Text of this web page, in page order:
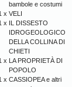
bambole e costumi
x VELI
x IL DISSESTO
IDROGEOLOGICO
DELLA COLLINA DI
CHIETI
x LA PROPRIETÀ DI
POPOLO
x CASSIOPEA e altri